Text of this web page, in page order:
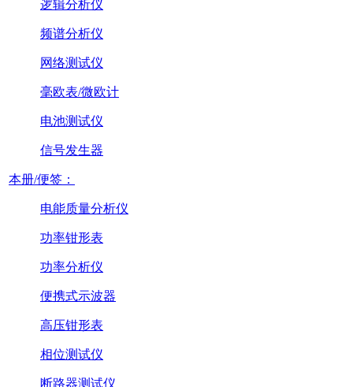
逻辑分析仪
频谱分析仪
网络测试仪
毫欧表/微欧计
电池测试仪
信号发生器
本册/便签：
电能质量分析仪
功率钳形表
功率分析仪
便携式示波器
高压钳形表
相位测试仪
断路器测试仪